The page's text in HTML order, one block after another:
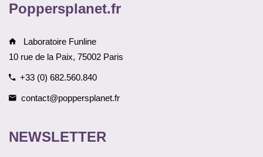
Poppersplanet.fr
Laboratoire Funline
10 rue de la Paix, 75002 Paris
+33 (0) 682.560.840
contact@poppersplanet.fr
NEWSLETTER